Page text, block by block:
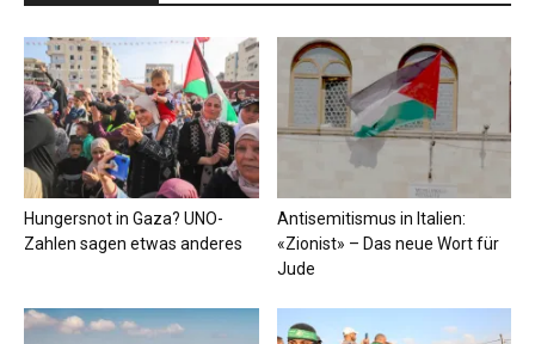
Hungersnot in Gaza? UNO-
Zahlen sagen etwas anderes
Antisemitismus in Italien:
«Zionist» – Das neue Wort für
Jude